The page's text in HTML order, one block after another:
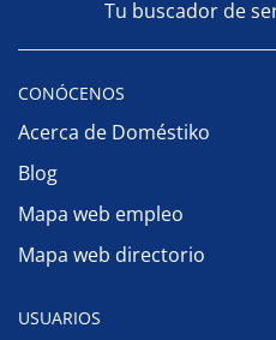
Tu buscador de
CONÓCENOS
Acerca de Doméstiko
Blog
Mapa web empleo
Mapa web directorio
USUARIOS